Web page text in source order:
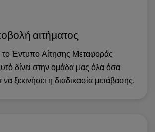
αιτήματος
Έντυπο Αίτησης Μεταφοράς
δίνει στην ομάδα μας όλα όσα
να ξεκινήσει η διαδικασία μετάβασης.